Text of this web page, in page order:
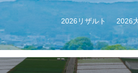
2026リザルト 2026